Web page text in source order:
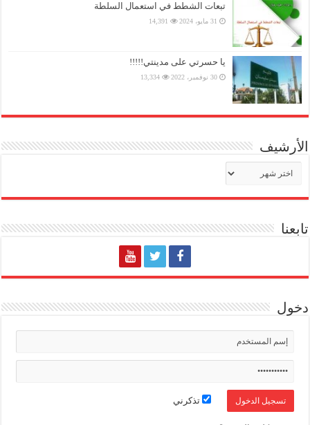
تبعات الشطط في استعمال السلطة
31 مايو، 2024 14,391
يا حسرتي على مدينتي!!!!!
30 نوفمبر، 2022 13,334
الأرشيف
الأرشيف
تابعنا
دخول
تذكرني